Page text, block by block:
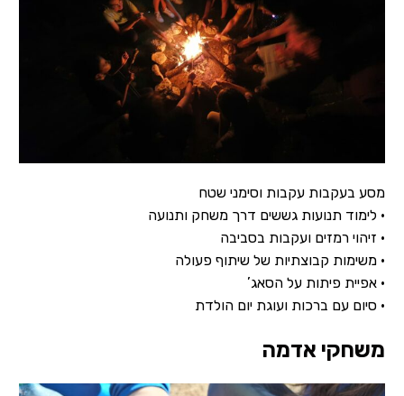
מסע בעקבות עקבות וסימני שטח
• לימוד תנועות גששים דרך משחק ותנועה
• זיהוי רמזים ועקבות בסביבה
• משימות קבוצתיות של שיתוף פעולה
• אפיית פיתות על הסאג’
• סיום עם ברכות ועוגת יום הולדת
משחקי אדמה